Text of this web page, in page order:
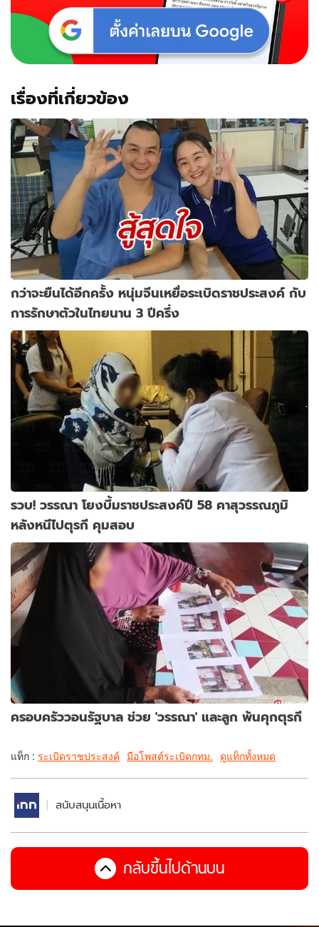
เรื่องที่เกี่ยวข้อง
กว่าจะยืนได้อีกครั้ง หนุ่มจีนเหยื่อระเบิดราชประสงค์ กับ
การรักษาตัวในไทยนาน 3 ปีครึ่ง
รวบ! วรรณา โยงบึ้มราชประสงค์ปี 58 คาสุวรรณภูมิ
หลังหนีไปตุรกี คุมสอบ
​ครอบครัววอนรัฐบาล ช่วย 'วรรณา' และลูก พ้นคุกตุรกี
แท็ก : ระเบิดราชประสงค์ มือโพสต์ระเบิดกทม. ดูแท็กทั้งหมด
สนับสนุนเนื้อหา
กลับขึ้นไปด้านบน